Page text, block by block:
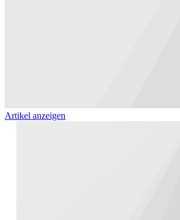
Artikel anzeigen